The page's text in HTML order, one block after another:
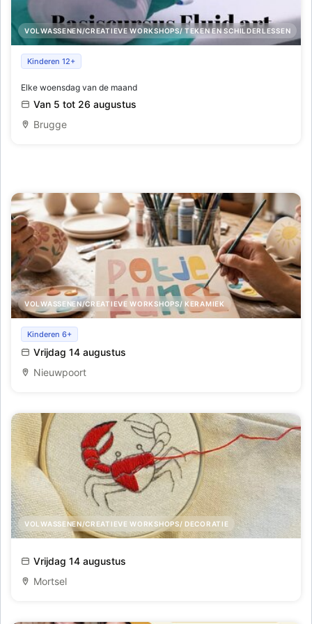
VOLWASSENEN/CREATIEVE WORKSHOPS/ TEKEN EN SCHILDERLESSEN
Basiscursus gieten met acrylverf
Kinderen 12+
Elke woensdag van de maand
Van 5 tot 26 augustus
Brugge
VOLWASSENEN/CREATIEVE WORKSHOPS/ KERAMIEK
Workshop pottery painting
Kinderen 6+
Vrijdag 14 augustus
Nieuwpoort
VOLWASSENEN/CREATIEVE WORKSHOPS/ DECORATIE
Borduurworkshop: Red je kleren met Rest en Studio
Steek
Vrijdag 14 augustus
Mortsel